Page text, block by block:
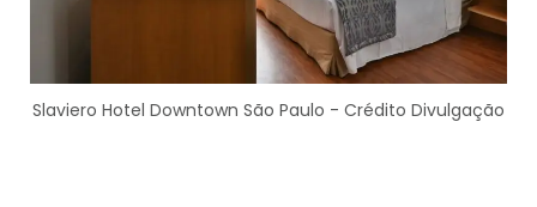
Slaviero Hotel Downtown São Paulo - Crédito Divulgação